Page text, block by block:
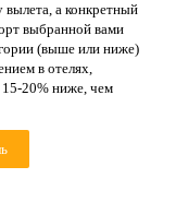
вылета, а конкретный
выбранной вами
(выше или ниже)
в отелях,
15-20% ниже, чем